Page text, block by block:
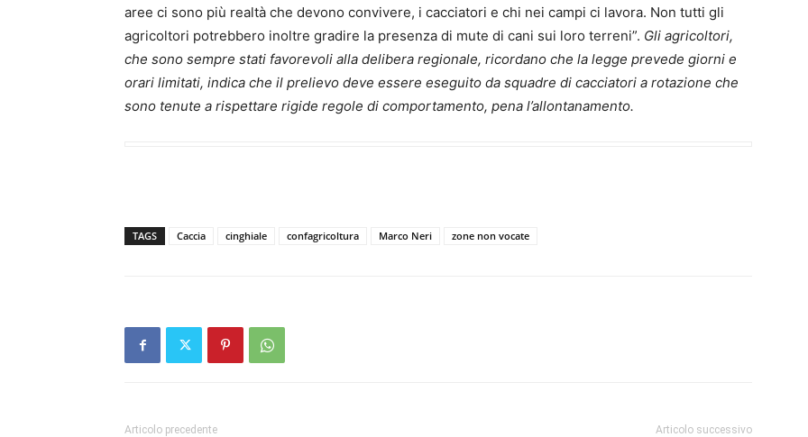
aree ci sono più realtà che devono convivere, i cacciatori e chi nei campi ci lavora. Non tutti gli
agricoltori potrebbero inoltre gradire la presenza di mute di cani sui loro terreni”. Gli agricoltori,
che sono sempre stati favorevoli alla delibera regionale, ricordano che la legge prevede giorni e
orari limitati, indica che il prelievo deve essere eseguito da squadre di cacciatori a rotazione che
sono tenute a rispettare rigide regole di comportamento, pena l’allontanamento.
TAGS Caccia cinghiale confagricoltura Marco Neri zone non vocate
Articolo precedente Articolo successivo